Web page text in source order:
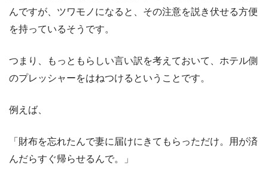
んですが、ツワモノになると、その注意を説き伏せる方便
を持っているそうです。
つまり、もっともらしい言い訳を考えておいて、ホテル側
のプレッシャーをはねつけるということです。
例えば、
「財布を忘れたんで妻に届けにきてもらっただけ。用が済
んだらすぐ帰らせるんで。」